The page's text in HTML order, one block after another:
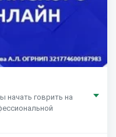
начать говрить на